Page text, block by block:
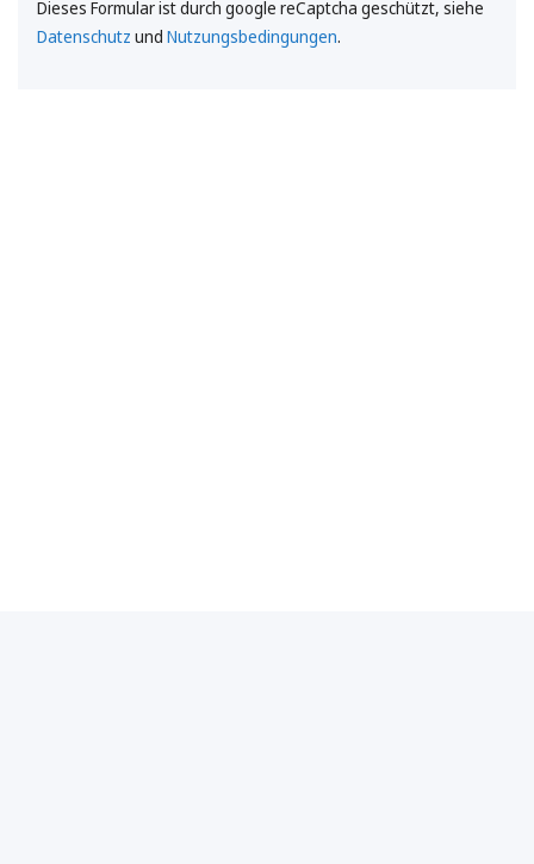
Dieses Formular ist durch google reCaptcha geschützt, siehe
Datenschutz und Nutzungsbedingungen.